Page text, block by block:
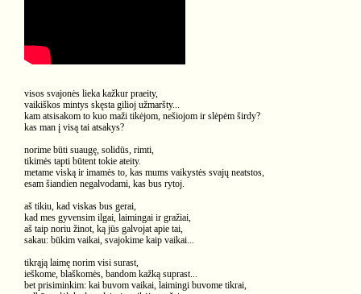
visos svajonės lieka kažkur praeity,
vaikiškos mintys skęsta gilioj užmaršty...
kam atsisakom to kuo maži tikėjom, nešiojom ir slėpėm širdy?
kas man į visą tai atsakys?
norime būti suaugę, solidūs, rimti,
tikimės tapti būtent tokie ateity.
metame viską ir imamės to, kas mums vaikystės svajų neatstos,
esam šiandien negalvodami, kas bus rytoj.
aš tikiu, kad viskas bus gerai,
kad mes gyvensim ilgai, laimingai ir gražiai,
aš taip noriu žinot, ką jūs galvojat apie tai,
sakau: būkim vaikai, svajokime kaip vaikai...
tikrąją laimę norim visi surast,
ieškome, blaškomės, bandom kažką suprast...
bet prisiminkim: kai buvom vaikai, laimingi buvome tikrai,